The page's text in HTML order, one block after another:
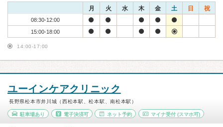
月 火 水 木 金 土 日 祝
08:30-12:00
15:00-18:00
14:00-17:00
ユーインケアクリニック
長野県松本市井川城（西松本駅、松本駅、南松本駅）
駐車場あり 電子決済可 ネット予約 マイナ受付 (スマホ可)